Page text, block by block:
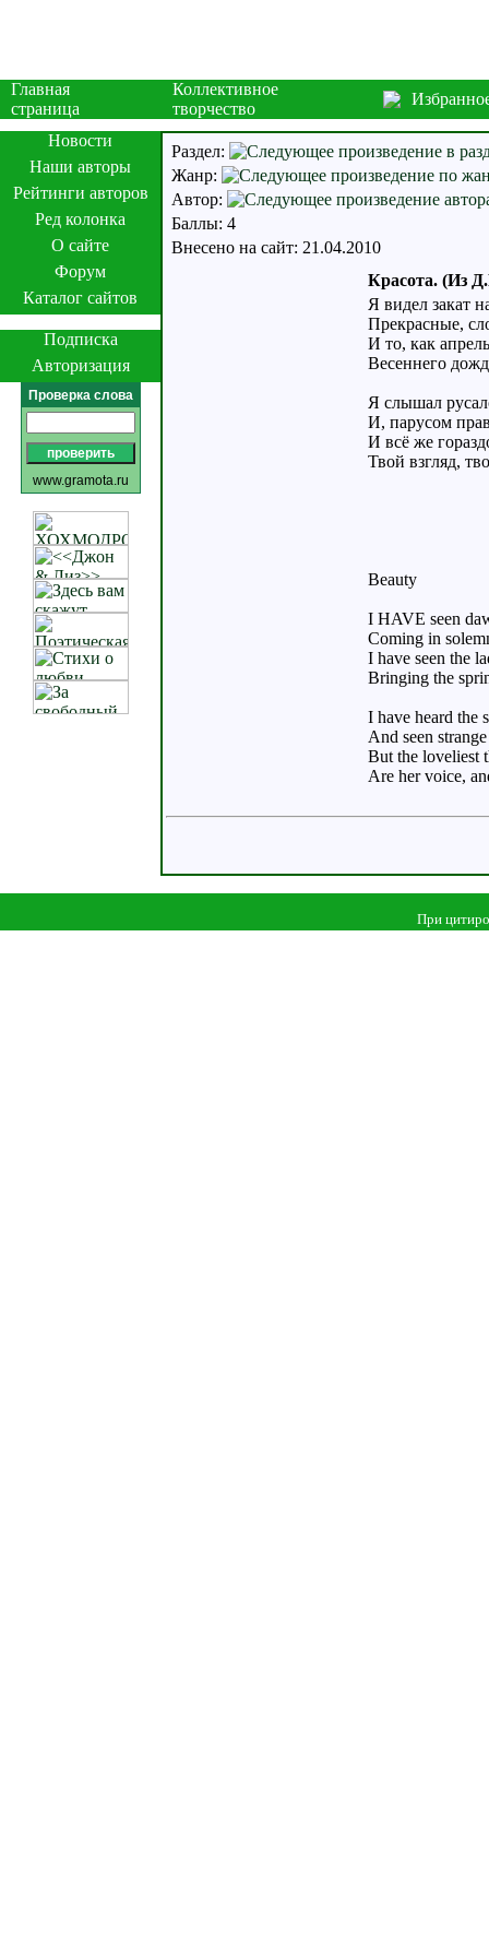
Главная
страница
Коллективное
творчество
Новости
Наши авторы
Рейтинги авторов
Ред колонка
О сайте
Форум
Каталог сайтов
Подписка
Авторизация
Проверка слова
www.gramota.ru
Раздел:
Жанр:
Автор:
Баллы: 4
Внесено на сайт: 21.04.2010
Красота. (Из
Я видел закат
Прекрасные,
И то, как
Весеннего
Я слышал
И, парусом
И всё же
Твой взгляд,
Beauty
I HAVE seen
Coming in
I have seen the
Bringing the
I have heard the
And seen
But the loveliest
Are her voice,
При